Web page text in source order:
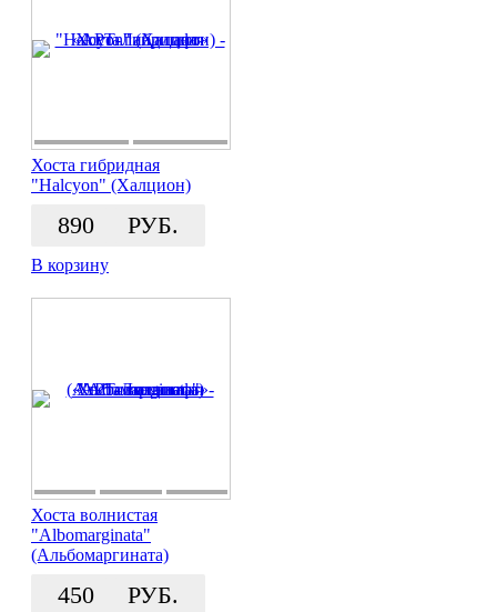
Хоста гибридная
"Halcyon" (Халцион)
890 РУБ.
В корзину
Хоста волнистая
"Albomarginata"
(Альбомаргината)
450 РУБ.